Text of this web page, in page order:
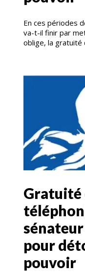
En ces périodes
va-t-il finir par
oblige, la gratuité
Gratuité
pour
pouvoir